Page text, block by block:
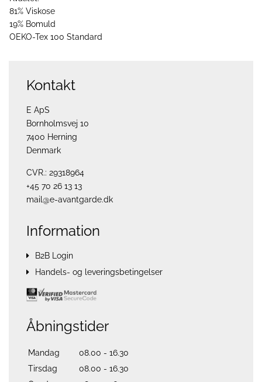
81% Viskose
19% Bomuld
OEKO-Tex 100 Standard
Kontakt
E ApS
Bornholmsvej 10
7400 Herning
Denmark
CVR.: 29318964
+45 70 26 13 13
mail@e-avantgarde.dk
Information
B2B Login
Handels- og leveringsbetingelser
Åbningstider
Mandag
08.00 - 16.30
Tirsdag
08.00 - 16.30